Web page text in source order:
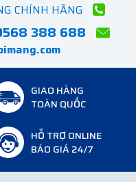
CHÍNH HÃNG
388 688
GIAO HÀNG
TOÀN QUỐC
HỖ TRỢ ONLINE
BÁO GIÁ 24/7